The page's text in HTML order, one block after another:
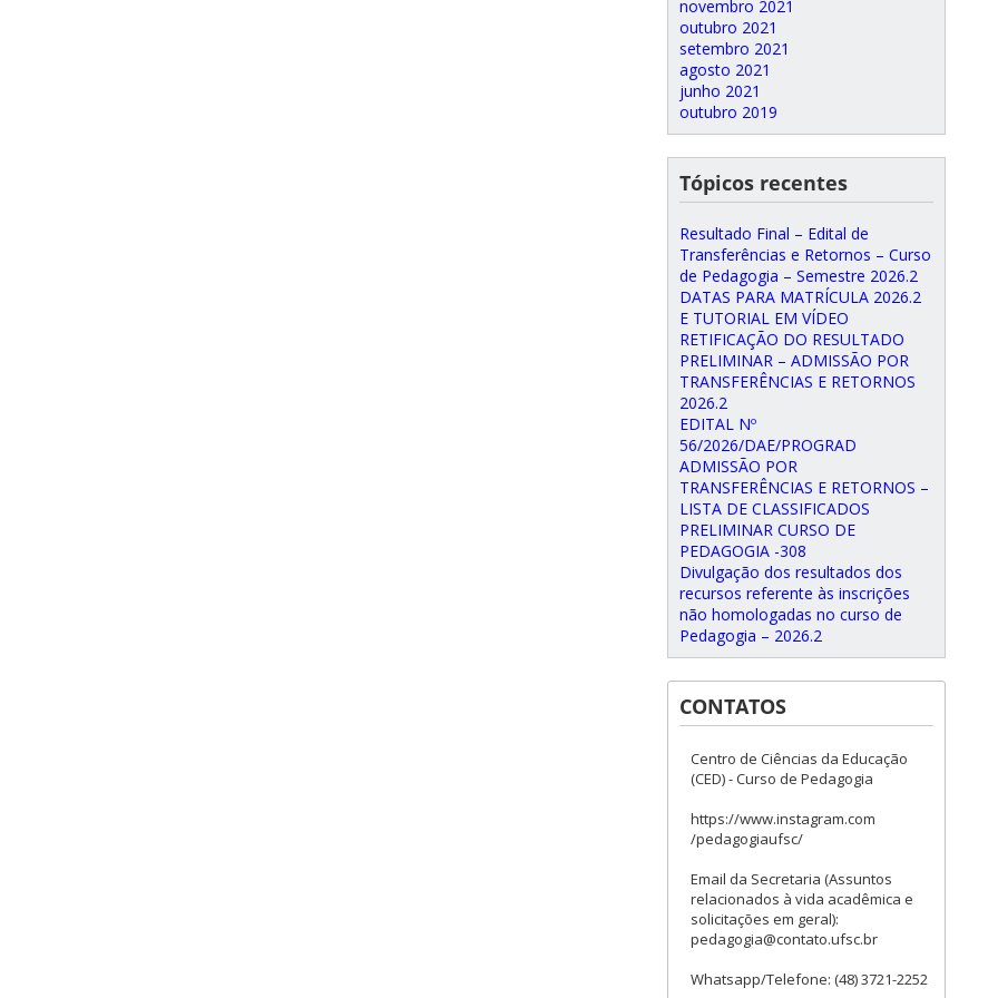
novembro 2021
outubro 2021
setembro 2021
agosto 2021
junho 2021
outubro 2019
Tópicos recentes
Resultado Final – Edital de
Transferências e Retornos – Curso
de Pedagogia – Semestre 2026.2
DATAS PARA MATRÍCULA 2026.2
E TUTORIAL EM VÍDEO
RETIFICAÇÃO DO RESULTADO
PRELIMINAR – ADMISSÃO POR
TRANSFERÊNCIAS E RETORNOS
2026.2
EDITAL Nº
56/2026/DAE/PROGRAD
ADMISSÃO POR
TRANSFERÊNCIAS E RETORNOS –
LISTA DE CLASSIFICADOS
PRELIMINAR CURSO DE
PEDAGOGIA -308
Divulgação dos resultados dos
recursos referente às inscrições
não homologadas no curso de
Pedagogia – 2026.2
CONTATOS
Centro de Ciências da Educação
(CED) - Curso de Pedagogia
https://www.instagram.com
/pedagogiaufsc/
Email da Secretaria (Assuntos
relacionados à vida acadêmica e
solicitações em geral):
pedagogia@contato.ufsc.br
Whatsapp/Telefone: (48) 3721-2252